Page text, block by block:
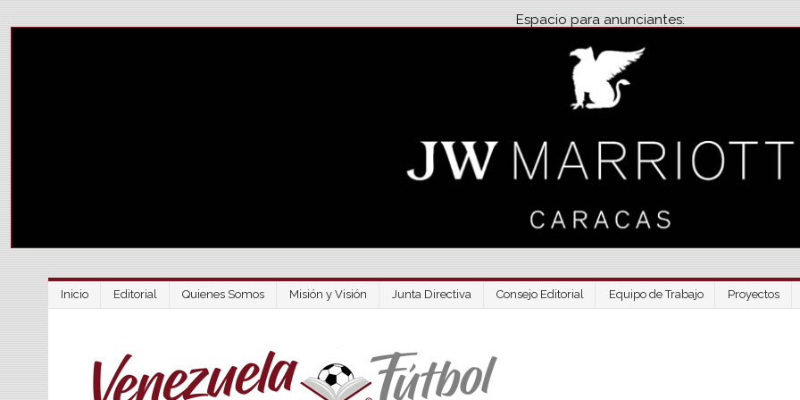
Espacio para anunciantes:
Inicio Editorial Quienes Somos Misión y Visión Junta Directiva Consejo Editorial Equipo de Trabajo Proyectos